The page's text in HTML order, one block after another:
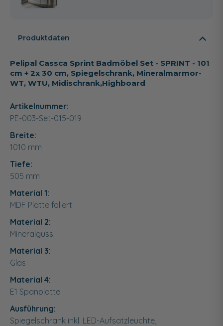
Produktdaten
Pelipal Cassca Sprint Badmöbel Set - SPRINT - 101
cm + 2x 30 cm, Spiegelschrank, Mineralmarmor-
WT, WTU, Midischrank,Highboard
Artikelnummer:
PE-003-Set-015-019
Breite:
1010 mm
Tiefe:
505 mm
Material 1:
MDF Platte foliert
Material 2:
Mineralguss
Material 3:
Glas
Material 4:
E1 Spanplatte
Ausführung:
Spiegelschrank inkl. LED-Aufsatzleuchte,